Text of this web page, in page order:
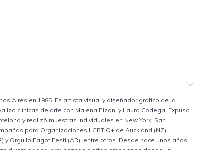
Aires en 1985. Es artista visual y diseñador gráfico de la
clínicas de arte con Malena Pizani y Laura Codega. Expuso
y realizó muestras individuales en New York, San
para Organizaciones LGBTIQ+ de Auckland (NZ),
y Orgullo Fagot Festi (AR), entre otros. Desde hace unos años